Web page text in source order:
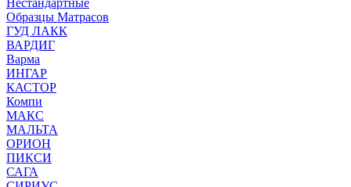
Образцы Матрасов
ГУД ЛАКК
ВАРДИГ
Варма
ИНГАР
КАСТОР
Компи
МАКС
МАЛЬТА
ОРИОН
ПИКСИ
САГА